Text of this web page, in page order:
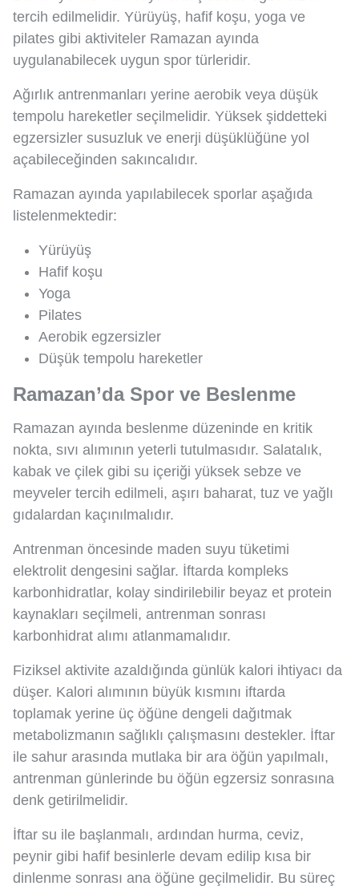
tercih edilmelidir. Yürüyüş, hafif koşu, yoga ve
pilates gibi aktiviteler Ramazan ayında
uygulanabilecek uygun spor türleridir.
Ağırlık antrenmanları yerine aerobik veya düşük
tempolu hareketler seçilmelidir. Yüksek şiddetteki
egzersizler susuzluk ve enerji düşüklüğüne yol
açabileceğinden sakıncalıdır.
Ramazan ayında yapılabilecek sporlar aşağıda
listelenmektedir:
Yürüyüş
Hafif koşu
Yoga
Pilates
Aerobik egzersizler
Düşük tempolu hareketler
Ramazan’da Spor ve Beslenme
Ramazan ayında beslenme düzeninde en kritik
nokta, sıvı alımının yeterli tutulmasıdır. Salatalık,
kabak ve çilek gibi su içeriği yüksek sebze ve
meyveler tercih edilmeli, aşırı baharat, tuz ve yağlı
gıdalardan kaçınılmalıdır.
Antrenman öncesinde maden suyu tüketimi
elektrolit dengesini sağlar. İftarda kompleks
karbonhidratlar, kolay sindirilebilir beyaz et protein
kaynakları seçilmeli, antrenman sonrası
karbonhidrat alımı atlanmamalıdır.
Fiziksel aktivite azaldığında günlük kalori ihtiyacı da
düşer. Kalori alımının büyük kısmını iftarda
toplamak yerine üç öğüne dengeli dağıtmak
metabolizmanın sağlıklı çalışmasını destekler. İftar
ile sahur arasında mutlaka bir ara öğün yapılmalı,
antrenman günlerinde bu öğün egzersiz sonrasına
denk getirilmelidir.
İftar su ile başlanmalı, ardından hurma, ceviz,
peynir gibi hafif besinlerle devam edilip kısa bir
dinlenme sonrası ana öğüne geçilmelidir. Bu süreç